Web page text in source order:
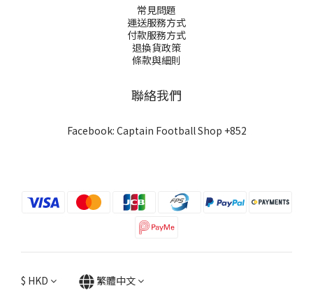
常見問題
運送服務方式
付款服務方式
退換貨政策
條款與細則
聯絡我們
Facebook: Captain Football Shop +852
$ HKD 繁體中文